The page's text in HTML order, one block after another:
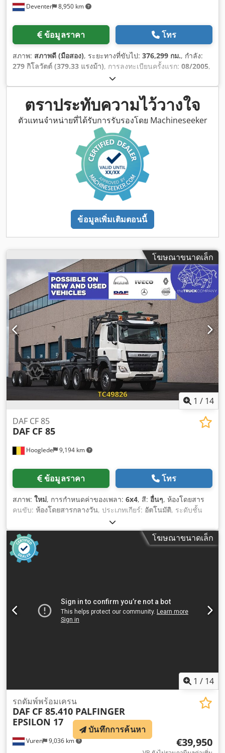
Deventer 8,950 km
ข้อมูลราคา โทร
สภาพ: สภาพดี (มือสอง), ระยะทางที่ขับไป: 376,299 กม., กำลัง:
279 กิโลวัตต์ (379.33 แรงม้า), การลงทะเบียนครั้งแรก: 08/2005,
, การกำหนดค่าของเพลา:
ดีเซล, สี:สีส้ม, ห้องโดยสารคนขับ:ห้องโดยสารกลางวัน, ประเภท
, จำนวนเกียร์: , ระดับชั้นการปล่อยมลพิษ:
, ช่วงล่าง: เหล็ก-อากาศ, ปีที่ผลิต:2005, อุปกรณ์: ล็อกดิฟเฟอเรน
เชียล, เอบีเอส,
ตราประทับความไว้วางใจ
ตัวแทนจำหน่ายที่ได้รับการรับรองโดย Machineseeker
ข้อมูลเพิ่มเติมตอนนี้
โฆษณาขนาดเล็ก
1 / 14
Hooglede 9,194 km
DAF CF 85
DAF CF 85
ข้อมูลราคา โทร
สภาพ: ใหม่, การกำหนดค่าของเพลา: 6x4, สี: อื่นๆ, ห้องโดยสาร
คนขับ: ห้องโดยสารกลางวัน, ประเภทเกียร์: อัตโนมัติ, ระดับชั้น
โฆษณาขนาดเล็ก
1 / 14
Vuren 9,036 km
รถดัมพ์พร้อมเครน
DAF CF 85.410 PALFINGER
EPSILON 17
€39,950
บันทึกการค้นหา